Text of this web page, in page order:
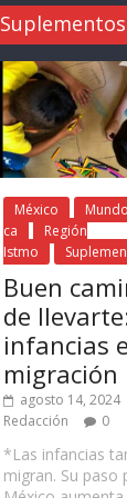
Suplementos
México Mundo
ca
Región
Istmo
Buen
de
infancias
migración
agosto 14, 2024
Redacción
0
*Las infancias
migran. Su paso